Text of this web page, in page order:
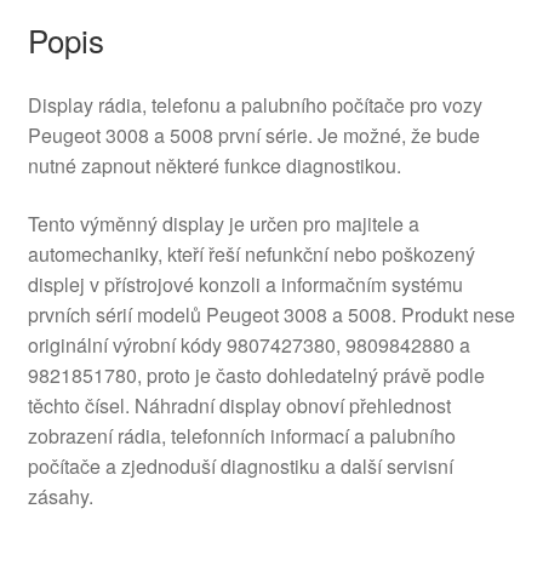
Popis
Display rádia, telefonu a palubního počítače pro vozy
Peugeot 3008 a 5008 první série. Je možné, že bude
nutné zapnout některé funkce diagnostikou.
Tento výměnný display je určen pro majitele a
automechaniky, kteří řeší nefunkční nebo poškozený
displej v přístrojové konzoli a informačním systému
prvních sérií modelů Peugeot 3008 a 5008. Produkt nese
originální výrobní kódy 9807427380, 9809842880 a
9821851780, proto je často dohledatelný právě podle
těchto čísel. Náhradní display obnoví přehlednost
zobrazení rádia, telefonních informací a palubního
počítače a zjednoduší diagnostiku a další servisní
zásahy.